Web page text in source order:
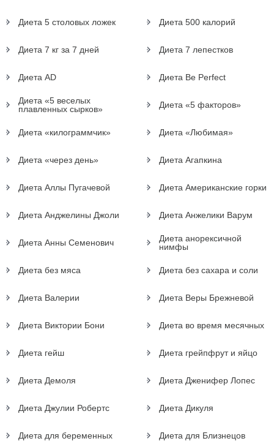
Диета 5 столовых ложек Диета 500 калорий
Диета 7 кг за 7 дней Диета 7 лепестков
Диета AD Диета Be Perfect
Диета «5 веселых
плавленных сырков»
Диета «5 факторов»
Диета «килограммчик» Диета «Любимая»
Диета «через день» Диета Агапкина
Диета Аллы Пугачевой Диета Американские горки
Диета Анджелины Джоли Диета Анжелики Варум
Диета Анны Семенович
Диета анорексичной
нимфы
Диета без мяса Диета без сахара и соли
Диета Валерии Диета Веры Брежневой
Диета Виктории Бони Диета во время месячных
Диета гейш Диета грейпфрут и яйцо
Диета Демоля Диета Дженифер Лопес
Диета Джулии Робертс Диета Дикуля
Диета для беременных Диета для Близнецов